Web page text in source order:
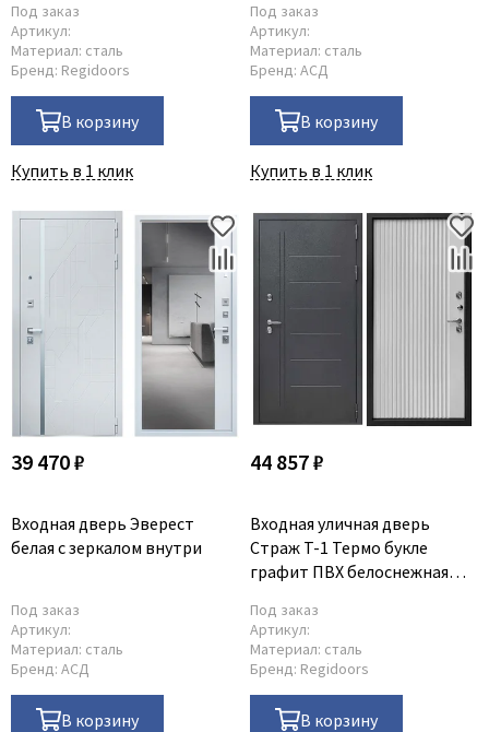
Под заказ
Артикул:
Материал: сталь
Бренд: Regidoors
В корзину
Купить в 1 клик
Под заказ
Артикул:
Материал: сталь
Бренд: АСД
В корзину
Купить в 1 клик
39 470 ₽
Входная дверь Эверест
белая с зеркалом внутри
Под заказ
Артикул:
Материал: сталь
Бренд: АСД
В корзину
44 857 ₽
Входная уличная дверь
Страж T-1 Термо букле
графит ПВХ белоснежная
Под заказ
Артикул:
Материал: сталь
Бренд: Regidoors
В корзину